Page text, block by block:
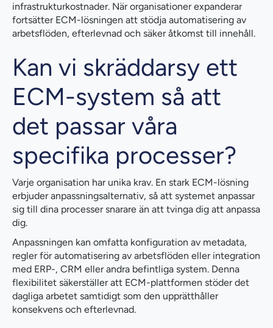
infrastrukturkostnader. När organisationer expanderar
fortsätter ECM-lösningen att stödja automatisering av
arbetsflöden, efterlevnad och säker åtkomst till innehåll.
Kan vi skräddarsy ett
ECM-system så att
det passar våra
specifika processer?
Varje organisation har unika krav. En stark ECM-lösning
erbjuder anpassningsalternativ, så att systemet anpassar
sig till dina processer snarare än att tvinga dig att anpassa
dig.
Anpassningen kan omfatta konfiguration av metadata,
regler för automatisering av arbetsflöden eller integration
med ERP-, CRM eller andra befintliga system. Denna
flexibilitet säkerställer att ECM-plattformen stöder det
dagliga arbetet samtidigt som den upprätthåller
konsekvens och efterlevnad.